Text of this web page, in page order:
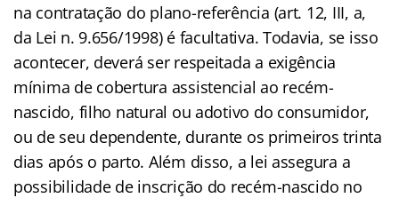
na contratação do plano-referência (art. 12, III, a,
da Lei n. 9.656/1998) é facultativa. Todavia, se isso
acontecer, deverá ser respeitada a exigência
mínima de cobertura assistencial ao recém-
nascido, filho natural ou adotivo do consumidor,
ou de seu dependente, durante os primeiros trinta
dias após o parto. Além disso, a lei assegura a
possibilidade de inscrição do recém-nascido no